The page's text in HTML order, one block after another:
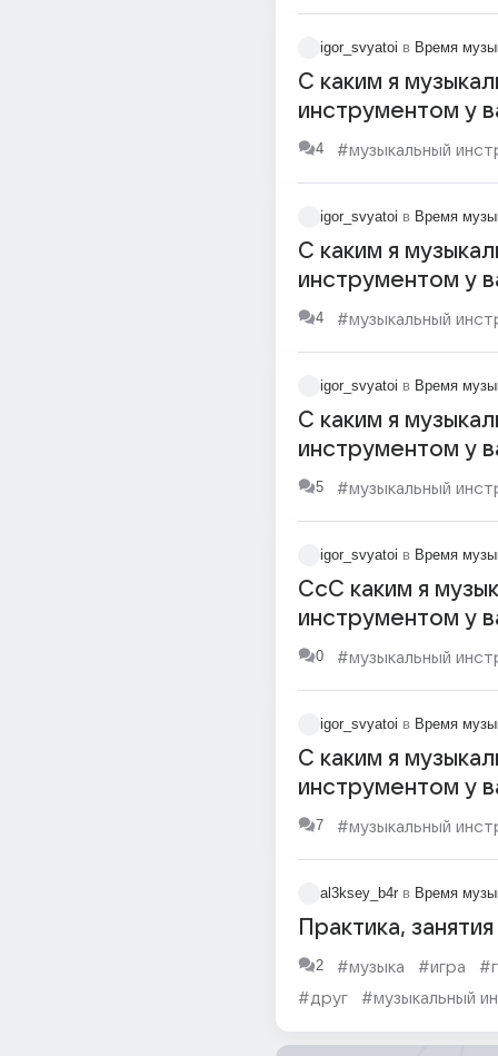
igor_svyatoi в Время
С каким я
инструментом у
ассоциируюсьь
4 #музыкальный
igor_svyatoi в Время
С каким я
инструментом у
ассоциируюсьь
4 #музыкальный
igor_svyatoi в Время
С каким я
инструментом у
ассоциируюсь^_^
5 #музыкальный
igor_svyatoi в Время
СсС каким я
инструментом у
ассоциируюсь?
0 #музыкальный
igor_svyatoi в Время
С каким я
инструментом у
ассоциируюсь?
7 #музыкальный
al3ksey_b4r в Время
Практика,
2 #музыка #игра
#друг
#музыкальный